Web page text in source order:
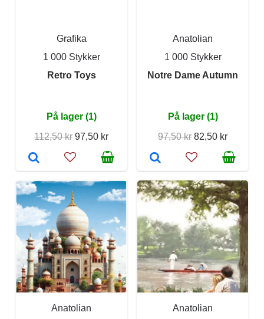
Grafika
1 000 Stykker
Retro Toys
På lager (1)
112,50 kr 97,50 kr
Anatolian
1 000 Stykker
Notre Dame Autumn
På lager (1)
97,50 kr 82,50 kr
Anatolian Anatolian